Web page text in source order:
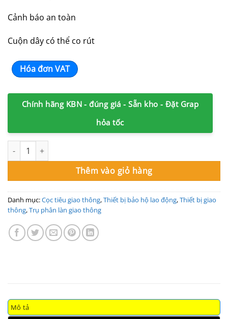
Cảnh báo an toàn
Cuộn dây có thể co rút
Hóa đơn VAT
Chính hãng KBN - đúng giá - Sẵn kho - Đặt Grap
hỏa tốc
Cuộn dây kéo đỏ trắng gắn trên đỉnh cọc tiêu giao thông số
Thêm vào giỏ hàng
Danh mục:Cọc tiêu giao thông,Thiết bị bảo hộ lao động,Thiết bị giao
thông,Trụ phân làn giao thông
Mô tả